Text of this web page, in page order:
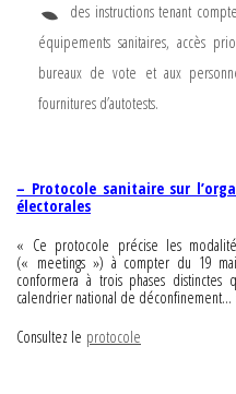
des instructions tenant
équipements sanitaires, accès
bureaux de vote et aux
fournitures d’autotests.
– Protocole sanitaire sur
électorales
« Ce protocole précise les
(« meetings ») à compter du 19
conformera à trois phases
calendrier national de déconfinement…
Consultez le protocole